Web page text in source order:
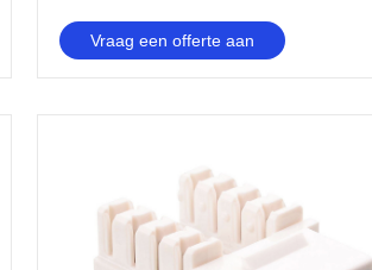
Vraag een offerte aan